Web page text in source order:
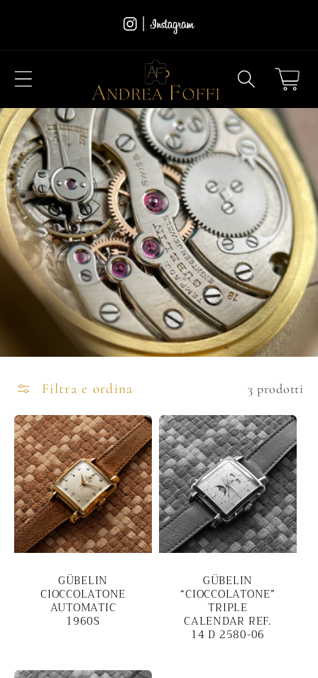
Carrello
Filtra e ordina 3 prodotti
GÜBELIN
CIOCCOLATONE
AUTOMATIC
1960S
GÜBELIN
“CIOCCOLATONE”
TRIPLE
CALENDAR REF.
14 D 2580-06